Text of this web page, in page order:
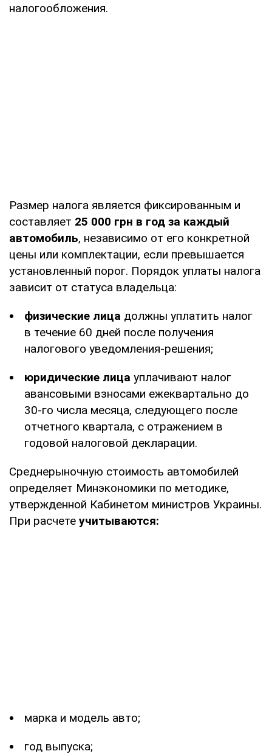
налогообложения.
Размер налога является фиксированным и
составляет 25 000 грн в год за каждый
автомобиль, независимо от его конкретной
цены или комплектации, если превышается
установленный порог. Порядок уплаты налога
зависит от статуса владельца:
физические лица должны уплатить налог
в течение 60 дней после получения
налогового уведомления-решения;
юридические лица уплачивают налог
авансовыми взносами ежеквартально до
30-го числа месяца, следующего после
отчетного квартала, с отражением в
годовой налоговой декларации.
Среднерыночную стоимость автомобилей
определяет Минэкономики по методике,
утвержденной Кабинетом министров Украины.
При расчете учитываются:
марка и модель авто;
год выпуска;